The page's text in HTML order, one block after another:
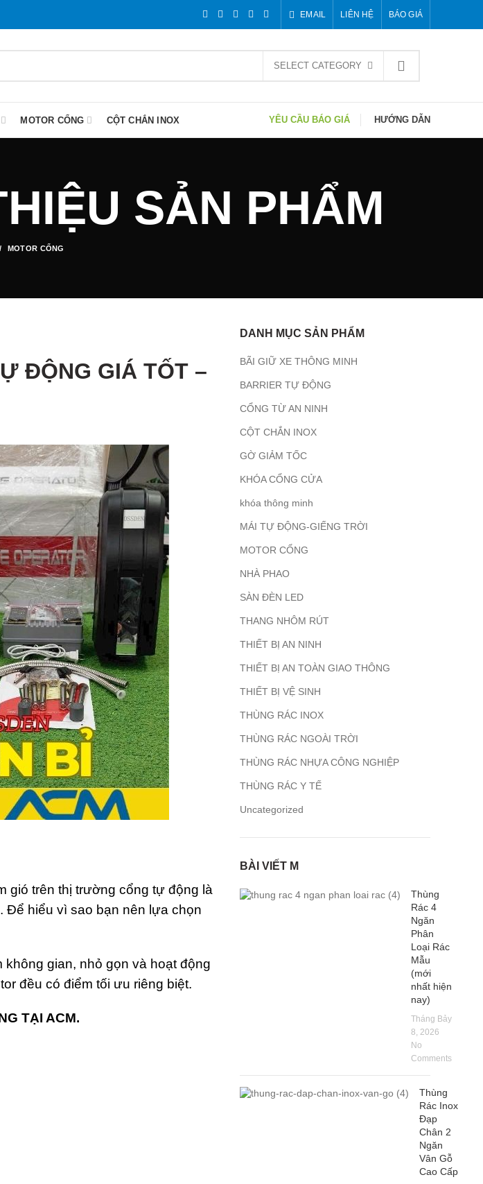
EMAIL LIÊN HỆ BÁO GIÁ
SELECT CATEGORY
MOTOR CỔNG CỘT CHẮN INOX YÊU CẦU BÁO GIÁ HƯỚNG DẪN
SẢN PHẨM
MOTOR CỔNG
ĐỘNG GIÁ TỐT –
gió trên thị trường cổng tự động là
Để hiểu vì sao bạn nên lựa chọn
không gian, nhỏ gọn và hoạt động
đều có điểm tối ưu riêng biệt.
TẠI ACM.
DANH MỤC SẢN PHẨM
BÃI GIỮ XE THÔNG MINH
BARRIER TỰ ĐỘNG
CỔNG TỪ AN NINH
CỘT CHẮN INOX
GỜ GIẢM TỐC
KHÓA CỔNG CỬA
khóa thông minh
MÁI TỰ ĐỘNG-GIẾNG TRỜI
MOTOR CỔNG
NHÀ PHAO
SÀN ĐÈN LED
THANG NHÔM RÚT
THIẾT BỊ AN NINH
THIẾT BỊ AN TOÀN GIAO THÔNG
THIẾT BỊ VỆ SINH
THÙNG RÁC INOX
THÙNG RÁC NGOÀI TRỜI
THÙNG RÁC NHỰA CÔNG NGHIỆP
THÙNG RÁC Y TẾ
Uncategorized
BÀI VIẾT M
Thùng
Rác 4
Ngăn
Phân
Loại Rác
Mẫu
(mới
nhất hiện
nay)
Tháng Bảy
8, 2026
No
Comments
Thùng
Rác Inox
Đạp
Chân 2
Ngăn
Vân Gỗ
Cao Cấp